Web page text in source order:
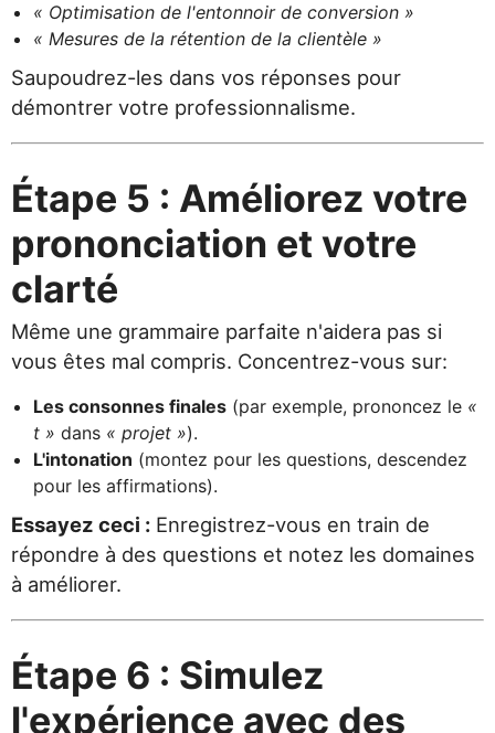
« Optimisation de l'entonnoir de conversion »
« Mesures de la rétention de la clientèle »
Saupoudrez-les dans vos réponses pour
démontrer votre professionnalisme.
Étape 5 : Améliorez votre
prononciation et votre
clarté
Même une grammaire parfaite n'aidera pas si
vous êtes mal compris. Concentrez-vous sur:
Les consonnes finales (par exemple, prononcez le «
t » dans « projet »).
L'intonation (montez pour les questions, descendez
pour les affirmations).
Essayez ceci : Enregistrez-vous en train de
répondre à des questions et notez les domaines
à améliorer.
Étape 6 : Simulez
l'expérience avec des